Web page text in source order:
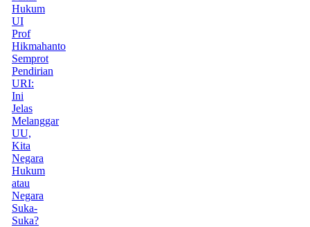
Hukum
UI
Prof
Hikmahanto
Semprot
Pendirian
URI:
Ini
Jelas
Melanggar
UU,
Kita
Negara
Hukum
atau
Negara
Suka-
Suka?